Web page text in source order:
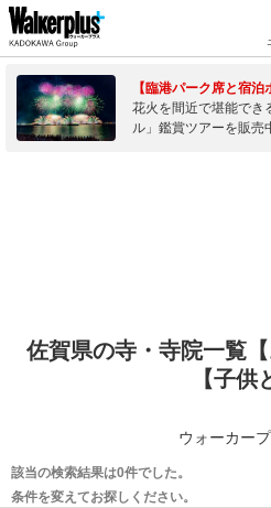
【臨港パーク席と宿泊
花火を間近で堪能でき
ル」鑑賞ツアーを販売
佐賀県の寺・寺院一覧【
【子供
ウォーカー
該当の検索結果は0件でした。
条件を変えてお探しください。